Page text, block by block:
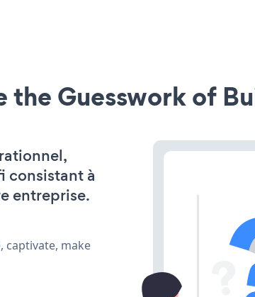
the Guesswork of
consistant à
entreprise.
captivate, make